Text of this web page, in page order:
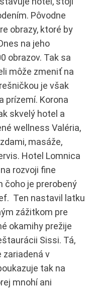
Pôvodne
obrazy, ktoré by
na jeho
obrazov. Tak sa
môže zmeniť na
je však
prízemí. Korona
skvelý hotel a
wellness Valéria,
masáže,
Hotel Lomnica
rozvoji fine
čoho je prerobený
Ten nastavil latku
zážitkom pre
okamihy prežije
Sissi. Tá,
zariadená v
tak na
mnohí ani